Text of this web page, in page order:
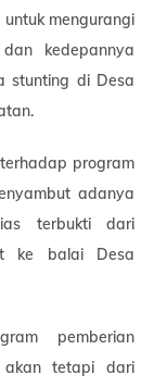
mengurangi
kedepannya
stunting di Desa
program
adanya
terbukti dari
ke balai Desa
pemberian
akan tetapi dari